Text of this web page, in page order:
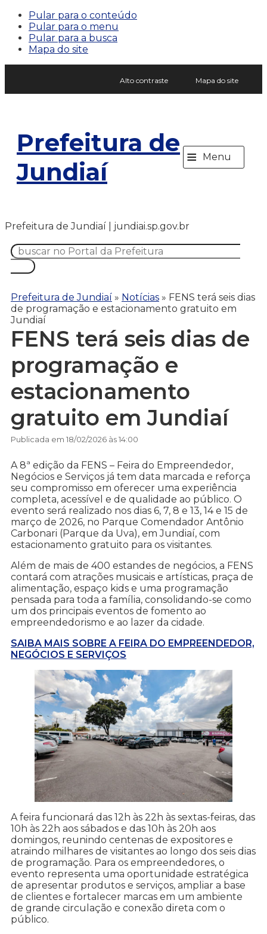
Pular para o conteúdo
Pular para o menu
Pular para a busca
Mapa do site
Alto contraste Mapa do site
Prefeitura de
Jundiaí
≡ Menu
Prefeitura de Jundiaí | jundiai.sp.gov.br
Prefeitura de Jundiaí » Notícias » FENS terá seis dias
de programação e estacionamento gratuito em
Jundiaí
FENS terá seis dias de
programação e
estacionamento
gratuito em Jundiaí
Publicada em 18/02/2026 às 14:00
A 8ª edição da FENS – Feira do Empreendedor,
Negócios e Serviços já tem data marcada e reforça
seu compromisso em oferecer uma experiência
completa, acessível e de qualidade ao público. O
evento será realizado nos dias 6, 7, 8 e 13, 14 e 15 de
março de 2026, no Parque Comendador Antônio
Carbonari (Parque da Uva), em Jundiaí, com
estacionamento gratuito para os visitantes.
Além de mais de 400 estandes de negócios, a FENS
contará com atrações musicais e artísticas, praça de
alimentação, espaço kids e uma programação
pensada para toda a família, consolidando-se como
um dos principais eventos de fomento ao
empreendedorismo e ao lazer da cidade.
SAIBA MAIS SOBRE A FEIRA DO EMPREENDEDOR,
NEGÓCIOS E SERVIÇOS
A feira funcionará das 12h às 22h às sextas-feiras, das
10h às 22h aos sábados e das 10h às 20h aos
domingos, reunindo centenas de expositores e
atraindo milhares de visitantes ao longo dos seis dias
de programação. Para os empreendedores, o
evento representa uma oportunidade estratégica
de apresentar produtos e serviços, ampliar a base
de clientes e fortalecer marcas em um ambiente
de grande circulação e conexão direta com o
público.